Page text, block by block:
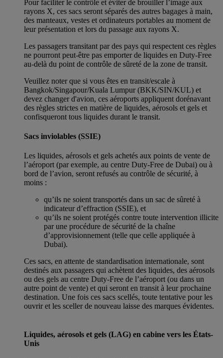
Pour faciliter le contrôle et éviter de brouiller l’image aux
rayons X, ces sacs seront séparés des autres bagages à main,
des manteaux, vestes et ordinateurs portables au moment de
leur présentation et lors du passage aux rayons X.
Les passagers transitant par des pays qui respectent ces règles
ne pourront peut-être pas emporter de liquides en Duty-Free
au-delà du point de contrôle de sûreté de la zone de transit.
Veuillez noter que si vous êtes en transit/escale à
Bangkok/Singapour/Kuala Lumpur (BKK/SIN/KUL) et
devez changer d'avion, ces aéroports appliquent dorénavant
des règles strictes en matière de liquides, aérosols et gels et
confisqueront tous liquides durant le transit.
Sacs inviolables (SSIE)
Les liquides, aérosols et gels achetés aux points de vente de
l’aéroport (par exemple, au centre Duty-Free de Dubai) ou à
bord de l’avion, seront refusés au contrôle de sécurité, à
moins :
qu’ils ne soient transportés dans un sac de sûreté à
indicateur d’effraction (SSIE), et
qu’ils ne soient protégés contre toute intervention illicite
par une procédure de sécurité de la chaîne
d’approvisionnement (telle que celle appliquée à
Dubai).
Ces sacs, en attente de standardisation internationale, sont
destinés aux passagers qui achètent des liquides, des aérosols
ou des gels au centre Duty-Free de l’aéroport (ou dans un
autre point de vente) et qui seront en transit à leur prochaine
destination. Une fois ces sacs scellés, toute tentative pour les
ouvrir et les sceller de nouveau laisse des marques évidentes.
Liquides, aérosols et gels (LAG) en cabine vers les États-
Unis